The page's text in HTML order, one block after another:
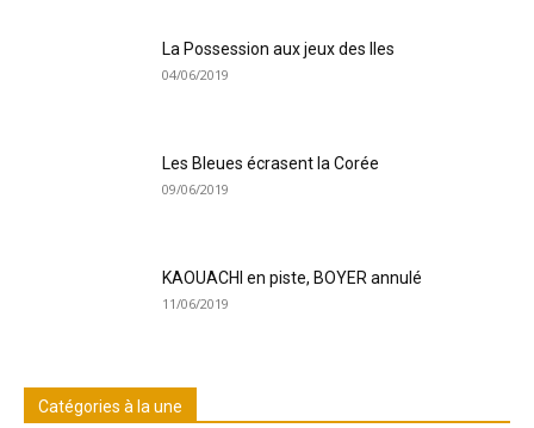
La Possession aux jeux des Iles
04/06/2019
Les Bleues écrasent la Corée
09/06/2019
KAOUACHI en piste, BOYER annulé
11/06/2019
Catégories à la une